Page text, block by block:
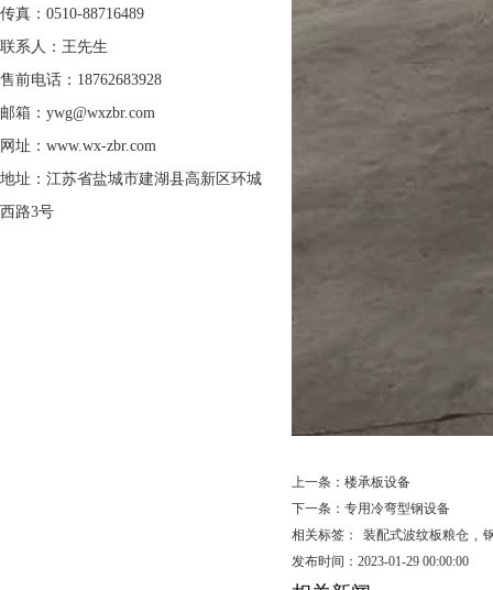
传真：0510-88716489
联系人：王先生
售前电话：18762683928
邮箱：ywg@wxzbr.com
网址：www.wx-zbr.com
地址：江苏省盐城市建湖县高新区环城
西路3号
上一条： 楼承板设备
下一条： 专用冷弯型钢设备
相关标签：
装配式波纹板粮仓 ,
发布时间：2023-01-29 00:00:00